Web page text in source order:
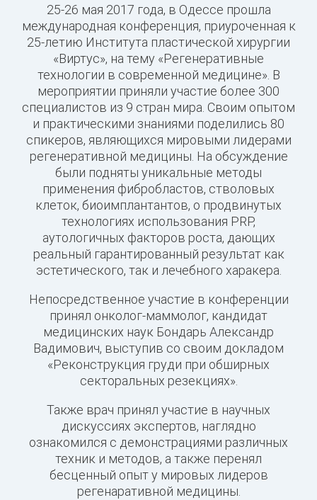
25-26 мая 2017 года, в Одессе прошла
международная конференция, приуроченная к
25-летию Института пластической хирургии
«Виртус», на тему «Регенеративные
технологии в современной медицине». В
мероприятии приняли участие более 300
специалистов из 9 стран мира. Своим опытом
и практическими знаниями поделились 80
спикеров, являющихся мировыми лидерами
регенеративной медицины. На обсуждение
были подняты уникальные методы
применения фибробластов, стволовых
клеток, биоимплантантов, о продвинутых
технологиях использования PRP,
аутологичных факторов роста, дающих
реальный гарантированный результат как
эстетического, так и лечебного харакера.
Непосредственное участие в конференции
принял онколог-маммолог, кандидат
медицинских наук Бондарь Александр
Вадимович, выступив со своим докладом
«Реконструкция груди при обширных
секторальных резекциях».
Также врач принял участие в научных
дискуссиях экспертов, наглядно
ознакомился с демонстрациями различных
техник и методов, а также перенял
бесценный опыт у мировых лидеров
регенаративной медицины.